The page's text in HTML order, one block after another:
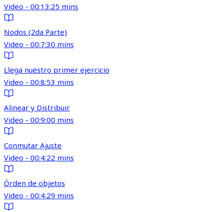
Video - 00:13:25 mins
Nodos (2da Parte)
Video - 00:7:30 mins
Llega nuestro primer ejercicio
Video - 00:8:53 mins
Alinear y Distribuir
Video - 00:9:00 mins
Conmutar Ajuste
Video - 00:4:22 mins
Órden de objetos
Video - 00:4:29 mins